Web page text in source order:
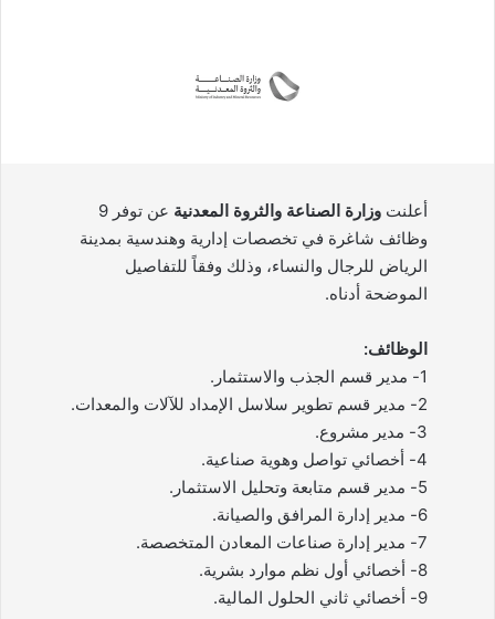
أعلنت وزارة الصناعة والثروة المعدنية
عن توفر 9
وظائف شاغرة في تخصصات إدارية وهندسية بمدينة
الرياض للرجال والنساء، وذلك وفقاً للتفاصيل
الموضحة أدناه.
الوظائف:
1- مدير قسم الجذب والاستثمار.
2- مدير قسم تطوير سلاسل الإمداد للآلات والمعدات.
3- مدير مشروع.
4- أخصائي تواصل وهوية صناعية.
5- مدير قسم متابعة وتحليل الاستثمار.
6- مدير إدارة المرافق والصيانة.
7- مدير إدارة صناعات المعادن المتخصصة.
8- أخصائي أول نظم موارد بشرية.
9- أخصائي ثاني الحلول المالية.